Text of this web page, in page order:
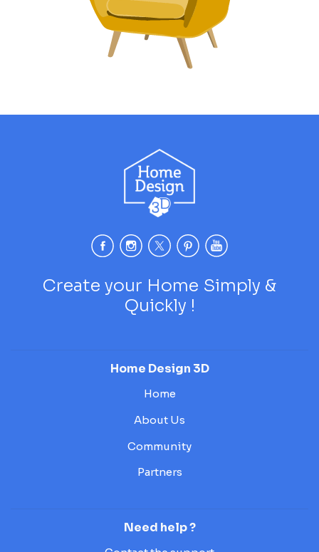
Create your Home Simply &
Quickly !
Home Design 3D
Home
About Us
Community
Partners
Need help ?